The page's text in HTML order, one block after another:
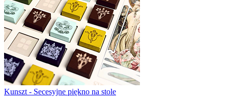
Kunszt - Secesyjne piękno na stole